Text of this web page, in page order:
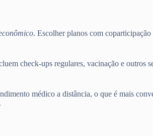
. Escolher planos com
check-ups regulares, vacinação e outros
médico a distância, o que é mais